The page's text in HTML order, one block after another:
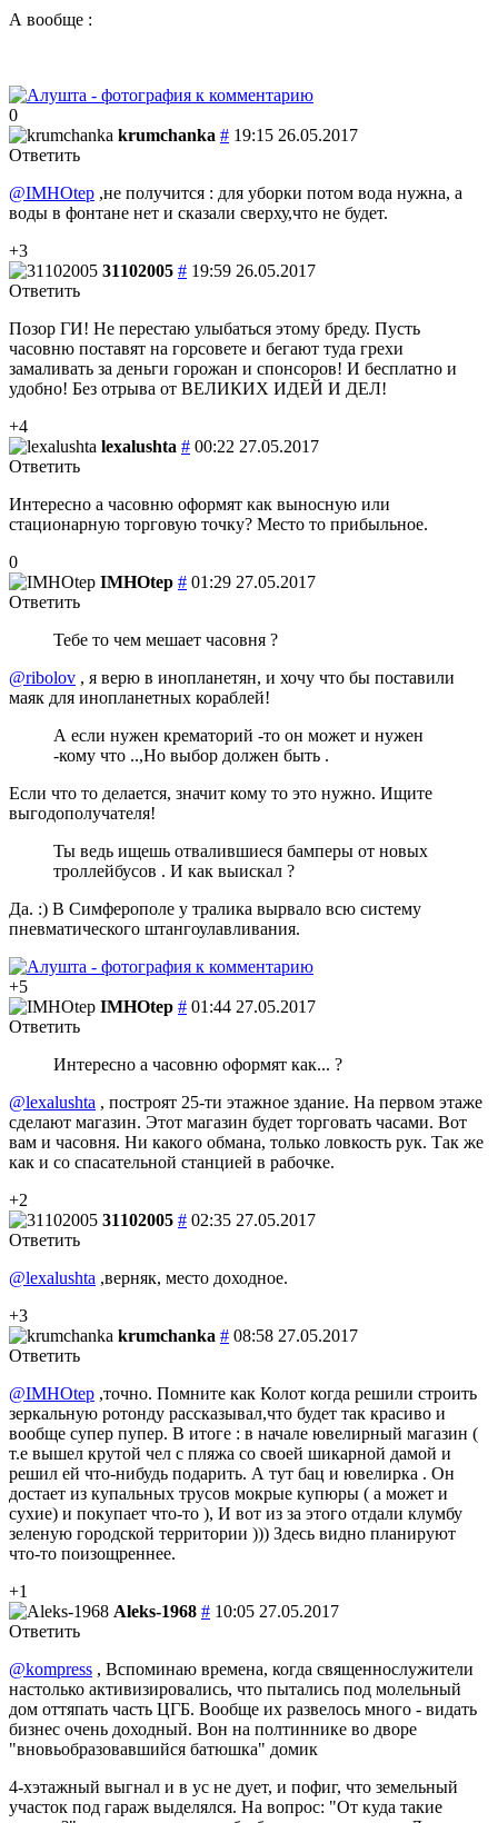
А вообще :
0
krumchanka # 19:15 26.05.2017
Ответить
@IMHOtep ,не получится : для уборки потом вода нужна, а
воды в фонтане нет и сказали сверху,что не будет.
+3
31102005 # 19:59 26.05.2017
Ответить
Позор ГИ! Не перестаю улыбаться этому бреду. Пусть
часовню поставят на горсовете и бегают туда грехи
замаливать за деньги горожан и спонсоров! И бесплатно и
удобно! Без отрыва от ВЕЛИКИХ ИДЕЙ И ДЕЛ!
+4
lexalushta # 00:22 27.05.2017
Ответить
Интересно а часовню оформят как выносную или
стационарную торговую точку? Место то прибыльное.
0
IMHOtep # 01:29 27.05.2017
Ответить
Тебе то чем мешает часовня ?
@ribolov , я верю в инопланетян, и хочу что бы поставили
маяк для инопланетных кораблей!
А если нужен крематорий -то он может и нужен
-кому что ..,Но выбор должен быть .
Если что то делается, значит кому то это нужно. Ищите
выгодополучателя!
Ты ведь ищешь отвалившиеся бамперы от новых
троллейбусов . И как выискал ?
Да. :) В Симферополе у тралика вырвало всю систему
пневматического штангоулавливания.
+5
IMHOtep # 01:44 27.05.2017
Ответить
Интересно а часовню оформят как... ?
@lexalushta , построят 25-ти этажное здание. На первом этаже
сделают магазин. Этот магазин будет торговать часами. Вот
вам и часовня. Ни какого обмана, только ловкость рук. Так же
как и со спасательной станцией в рабочке.
+2
31102005 # 02:35 27.05.2017
Ответить
@lexalushta ,верняк, место доходное.
+3
krumchanka # 08:58 27.05.2017
Ответить
@IMHOtep ,точно. Помните как Колот когда решили строить
зеркальную ротонду рассказывал,что будет так красиво и
вообще супер пупер. В итоге : в начале ювелирный магазин (
т.е вышел крутой чел с пляжа со своей шикарной дамой и
решил ей что-нибудь подарить. А тут бац и ювелирка . Он
достает из купальных трусов мокрые купюры ( а может и
сухие) и покупает что-то ), И вот из за этого отдали клумбу
зеленую городской территории ))) Здесь видно планируют
что-то поизощреннее.
+1
Aleks-1968 # 10:05 27.05.2017
Ответить
@kompress , Вспоминаю времена, когда священнослужители
настолько активизировались, что пытались под молельный
дом оттяпать часть ЦГБ. Вообще их развелось много - видать
бизнес очень доходный. Вон на полтиннике во дворе
"вновьобразовавшийся батюшка" домик
4-хэтажный выгнал и в ус не дует, и пофиг, что земельный
участок под гараж выделялся. На вопрос: "От куда такие